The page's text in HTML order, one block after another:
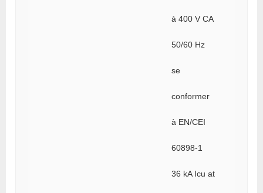
à 400 V CA
50/60 Hz
se
conformer
à EN/CEI
60898-1
36 kA Icu at